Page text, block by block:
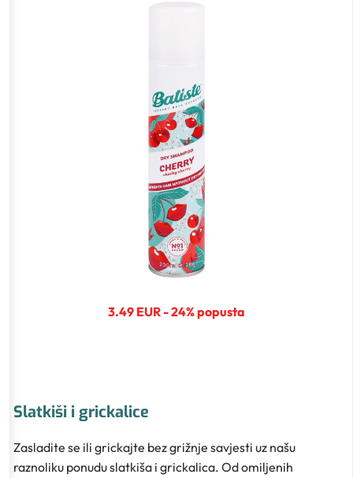
3.49 EUR - 24% popusta
Slatkiši i grickalice
Zasladite se ili grickajte bez grižnje savjesti uz našu
raznoliku ponudu slatkiša i grickalica. Od omiljenih